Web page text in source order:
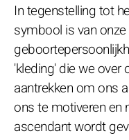
In tegenstelling tot
symbool is van
'kleding' die we over
aantrekken om ons
ons te motiveren en
ascendant wordt